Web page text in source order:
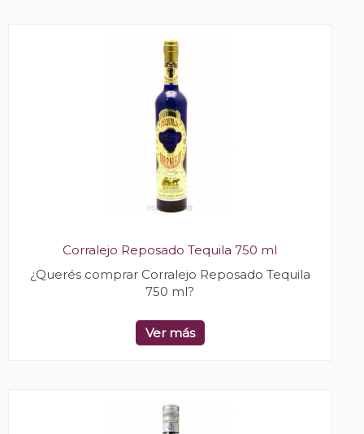
Corralejo Reposado Tequila 750 ml
¿Querés comprar Corralejo Reposado Tequila
750 ml?
Ver más